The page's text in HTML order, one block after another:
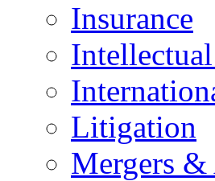
Insurance
Litigation
Mergers